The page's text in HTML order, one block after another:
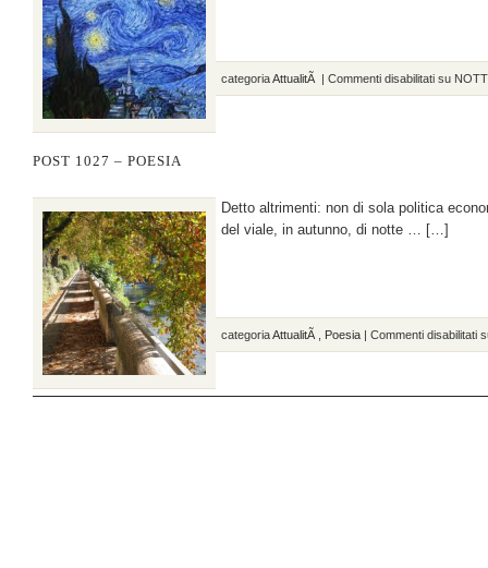
categoriaAttualitÃ | Commenti disabilitati su
POST 1027 – POESIA
Detto altrimenti: non di sola politica
del viale, in autunno, di notte … […]
categoriaAttualitÃ Poesia | Commenti disabilitati